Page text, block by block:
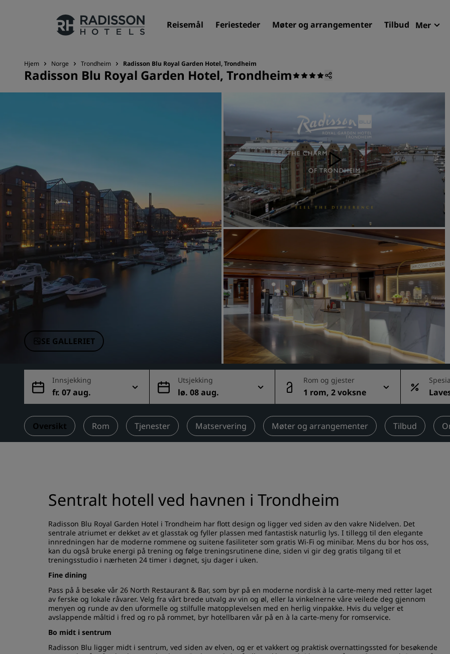
Reisemål Feriesteder Møter og arrangementer Tilbud Mer
Merkevarene våre
Tilknyttede merker i Kina
Feriesteder
Betjente leiligheter
Flyplasshoteller
Nye og kommende hoteller
Opplev Radisson Meetings
Bestill et møterom
Be om et tilbud
Arrangementsreisemål
Bransjeløsninger
Søk etter flyvninger
Søk etter flyvninger
Matservering
Søk etter en restaurant
Digitale tjenester
Radisson Hotels-app
Hjem Norge Trondheim Radisson Blu Royal Garden Hotel, Trondheim
Radisson Blu Royal Garden Hotel, Trondheim
SE GALLERIET
Innsjekking
fr. 07 aug.
Utsjekking
lø. 08 aug.
Rom og gjester
1 rom, 2 voksne
ig
Oversikt Rom Tjenester Matservering Møter og arrangementer Tilbud
Sentralt hotell ved havnen i Trondheim
Radisson Blu Royal Garden Hotel i Trondheim har flott design og ligger ved siden av den vakre Nidelven. Det
sentrale atriumet er dekket av et glasstak og fyller plassen med fantastisk naturlig lys. I tillegg til den elegante
innredningen har de moderne rommene og suitene fasiliteter som gratis Wi-Fi og minibar. Mens du bor hos oss,
kan du også bruke energi på trening og følge treningsrutinene dine, siden vi gir deg gratis tilgang til et
treningsstudio i nærheten 24 timer i døgnet, sju dager i uken.
Fine dining
Pass på å besøke vår 26 North Restaurant & Bar, som byr på en moderne nordisk à la carte-meny med retter laget
av ferske og lokale råvarer. Velg fra vårt brede utvalg av vin og øl, eller la vinkelnerne våre veilede deg gjennom
menyen og runde av den uformelle og stilfulle matopplevelsen med en herlig vinpakke. Hvis du velger et
avslappende måltid i fred og ro på rommet, byr hotellbaren vår på en à la carte-meny for romservice.
Bo midt i sentrum
Radisson Blu ligger midt i sentrum, ved siden av elven, og er et vakkert og praktisk overnattingssted for besøkende